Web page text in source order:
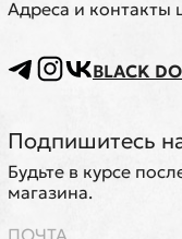
Адреса и контакты
BLACK
Подпишитесь
Будьте в курсе
магазина.